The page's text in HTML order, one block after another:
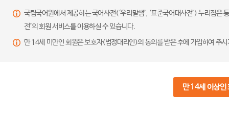
국립국어원에서 제공하는 국어사전(‘우리말샘’, ‘표준국어대사전’) 누리집
전’의 회원 서비스를 이용하실 수 있습니다.
만 14세 미만인 회원은 보호자(법정대리인)의 동의를 받은 후에 가입하여 주
만 14세 이상인